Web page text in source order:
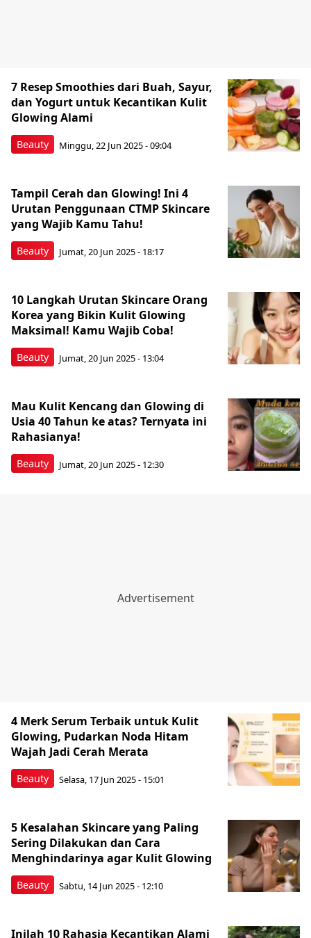
Beauty
7 Resep Smoothies dari Buah, Sayur,
dan Yogurt untuk Kecantikan Kulit
Glowing Alami
Minggu, 22 Jun 2025 - 09:04
Beauty
Tampil Cerah dan Glowing! Ini 4
Urutan Penggunaan CTMP Skincare
yang Wajib Kamu Tahu!
Jumat, 20 Jun 2025 - 18:17
Beauty
10 Langkah Urutan Skincare Orang
Korea yang Bikin Kulit Glowing
Maksimal! Kamu Wajib Coba!
Jumat, 20 Jun 2025 - 13:04
Beauty
Mau Kulit Kencang dan Glowing di
Usia 40 Tahun ke atas? Ternyata ini
Rahasianya!
Jumat, 20 Jun 2025 - 12:30
Beauty
4 Merk Serum Terbaik untuk Kulit
Glowing, Pudarkan Noda Hitam
Wajah Jadi Cerah Merata
Selasa, 17 Jun 2025 - 15:01
Beauty
5 Kesalahan Skincare yang Paling
Sering Dilakukan dan Cara
Menghindarinya agar Kulit Glowing
Sabtu, 14 Jun 2025 - 12:10
Inilah 10 Rahasia Kecantikan Alami